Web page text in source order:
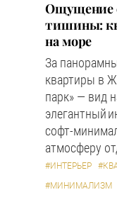
Ощущение
тишины:
на море
За
квартиры в
парк» — вид
элегантный
софт-
атмосферу
#ИНТЕРЬЕР
#МИНИМАЛИЗМ